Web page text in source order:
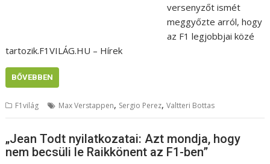
versenyzőt ismét
meggyőzte arról, hogy
az F1 legjobbjai közé
tartozik.F1VILÁG.HU – Hírek
BŐVEBBEN
F1világ Max Verstappen, Sergio Perez,Valtteri Bottas
„Jean Todt nyilatkozatai: Azt mondja, hogy
nem becsüli le Raikkönent az F1-ben”